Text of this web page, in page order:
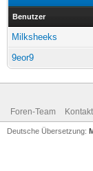
Benutzer
Milksheeks
9eor9
Foren-Team Kontakt
Deutsche Übersetzung: